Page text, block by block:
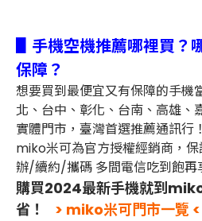
▋手機空機推薦哪裡買？
保障？
想要買到最便宜又有保障的手機
北、台中、彰化、台南、高雄、
實體門市，臺灣首選推薦通訊行！
miko米可為官方授權經銷商，
辦/續約/攜碼 多間電信吃到飽再
購買2024最新手機就到
省！
> miko米可門市一覽 <